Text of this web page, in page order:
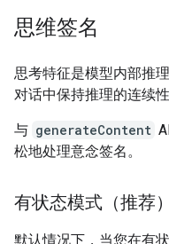
思维签名
思考特征是模型内部推
对话中保持推理的连续性
与 generateContent
松地处理意念签名。
有状态模式（推荐）
默认情况下，当您在有